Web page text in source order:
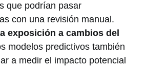
que podrían pasar
con una revisión manual.
exposición a cambios del
modelos predictivos también
a medir el impacto potencial